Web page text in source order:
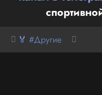
🏅 #Другие